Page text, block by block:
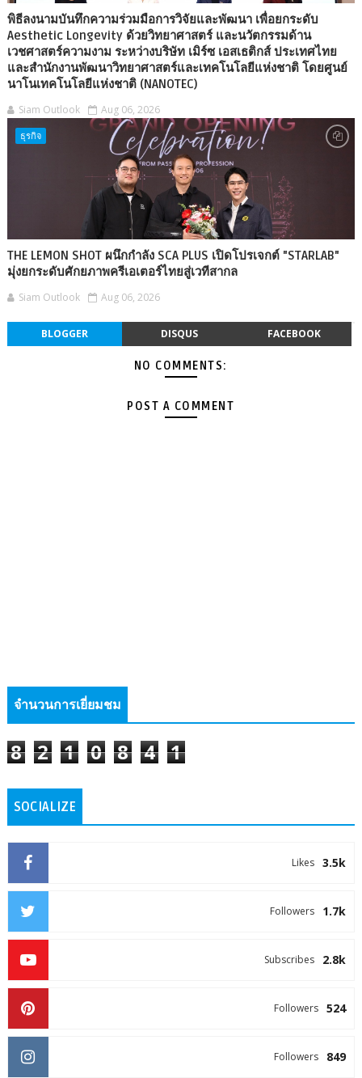
พิธีลงนามบันทึกความร่วมมือการวิจัยและพัฒนา เพื่อยกระดับ
Aesthetic Longevity ด้วยวิทยาศาสตร์ และนวัตกรรมด้าน
เวชศาสตร์ความงาม ระหว่างบริษัท เมิร์ซ เอสเธติกส์ ประเทศไทย
และสำนักงานพัฒนาวิทยาศาสตร์และเทคโนโลยีแห่งชาติ โดยศูนย์
นาโนเทคโนโลยีแห่งชาติ (NANOTEC)
Siam Outlook Aug 06, 2026
ธุรกิจ
THE LEMON SHOT ผนึกกำลัง SCA PLUS เปิดโปรเจกต์ "STARLAB"
มุ่งยกระดับศักยภาพครีเอเตอร์ไทยสู่เวทีสากล
Siam Outlook Aug 06, 2026
BLOGGER DISQUS FACEBOOK
NO COMMENTS:
POST A COMMENT
จำนวนการเยี่ยมชม
8 2 1 0 8 4 1
SOCIALIZE
3.5k
Likes
1.7k
Followers
2.8k
Subscribes
524
Followers
849
Followers